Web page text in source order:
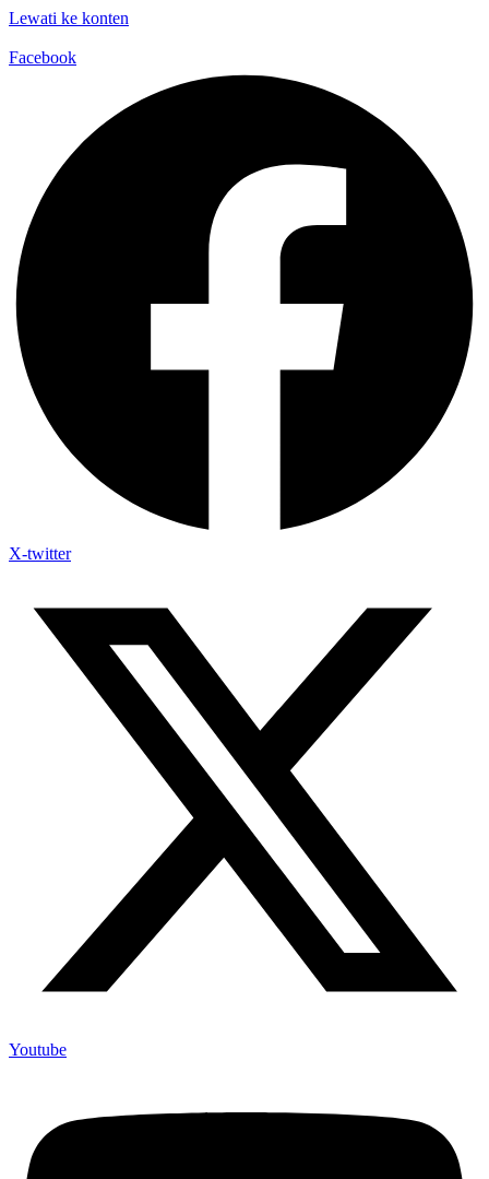
Lewati ke konten
Facebook
X-twitter
Youtube